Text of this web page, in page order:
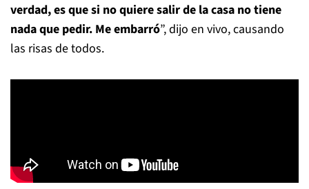
verdad, es que si no quiere salir de la casa no tiene
nada que pedir. Me embarró”, dijo en vivo, causando
las risas de todos.